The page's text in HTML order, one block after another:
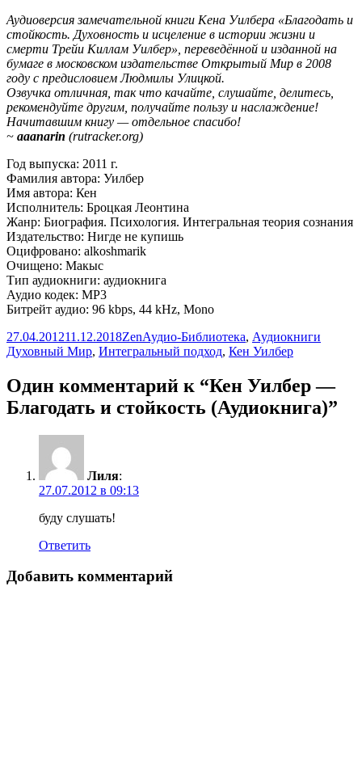
Аудиоверсия замечательной книги Кена Уилбера «Благодать и
стойкость. Духовность и исцеление в истории жизни и
смерти Трейи Киллам Уилбер», переведённой и изданной на
бумаге в московском издательстве Открытый Мир в 2008
году с предисловием Людмилы Улицкой.
Озвучка отличная, так что качайте, слушайте, делитесь,
рекомендуйте другим, получайте пользу и наслаждение!
Начитавшим книгу — отдельное спасибо!
~ aaanarin (rutracker.org)
Год выпуска: 2011 г.
Фамилия автора: Уилбер
Имя автора: Кен
Исполнитель: Броцкая Леонтина
Жанр: Биография. Психология. Интегральная теория сознания
Издательство: Нигде не купишь
Оцифровано: alkoshmarik
Очищено: Макыс
Тип аудиокниги: аудиокнига
Аудио кодек: MP3
Битрейт аудио: 96 kbps, 44 kHz, Mono
Опубликовано
27.04.201211.12.2018Автор
ZenРубрики
Аудио-Библиотека, Аудиокниги
Духовный Мир, Интегральный подход, Кен Уилбер
Один комментарий к “Кен Уилбер —
Благодать и стойкость (Аудиокнига)”
Лиля:
27.07.2012 в 09:13
буду слушать!
Ответить
Добавить комментарий